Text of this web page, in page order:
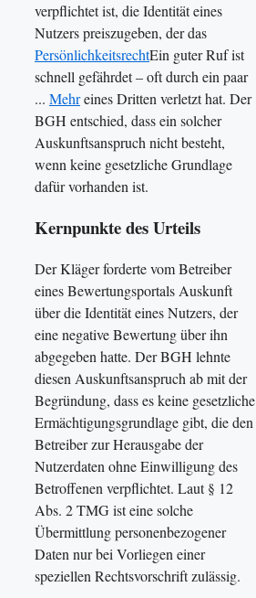
verpflichtet ist, die Identität eines
Nutzers preiszugeben, der das
PersönlichkeitsrechtEin guter Ruf ist
schnell gefährdet – oft durch ein paar
... Mehreines Dritten verletzt hat. Der
BGH entschied, dass ein solcher
Auskunftsanspruch nicht besteht,
wenn keine gesetzliche Grundlage
dafür vorhanden ist.
Kernpunkte des Urteils
Der Kläger forderte vom Betreiber
eines Bewertungsportals Auskunft
über die Identität eines Nutzers, der
eine negative Bewertung über ihn
abgegeben hatte. Der BGH lehnte
diesen Auskunftsanspruch ab mit der
Begründung, dass es keine gesetzliche
Ermächtigungsgrundlage gibt, die den
Betreiber zur Herausgabe der
Nutzerdaten ohne Einwilligung des
Betroffenen verpflichtet. Laut § 12
Abs. 2 TMG ist eine solche
Übermittlung personenbezogener
Daten nur bei Vorliegen einer
speziellen Rechtsvorschrift zulässig​.